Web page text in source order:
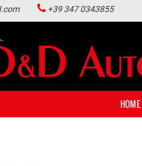
+39 347 0343855
HOME